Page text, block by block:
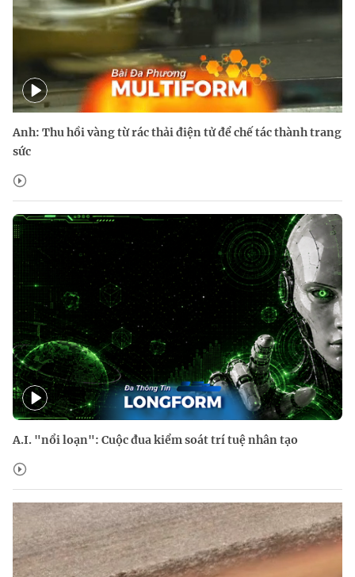
Anh: Thu hồi vàng từ rác thải điện tử để chế tác thành trang
sức
A.I. "nổi loạn": Cuộc đua kiểm soát trí tuệ nhân tạo